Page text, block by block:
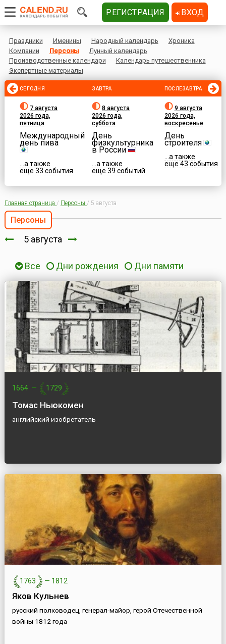
Праздники Именины Народный календарь
Хроника
Компании
Персоны
Лунный календарь
Производственные календари
Календарь путешественника
Экспертные материалы
СЕГОДНЯ
7 августа
2026 года,
пятница
Международный
день пива
...а также
еще 33 события
ЗАВТРА
8 августа
2026 года,
суббота
День
физкультурника
в России
...а также
еще 39 событий
ПОСЛЕЗАВТРА
9 августа
2026 года,
воскресенье
День
строителя
...а также
еще 43 события
Главная страница / Персоны / 5 августа
Персоны
5 августа
Все Дни рождения Дни памяти
1664 — 1729
Томас Ньюкомен
английский изобретатель
1763 — 1812
Яков Кульнев
русский полководец, генерал-майор, герой Отечественной
войны 1812 года
РЕГИСТРАЦИЯ ВХОД